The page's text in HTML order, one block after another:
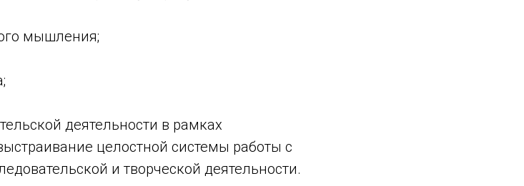
мышления;
деятельности в рамках
целостной системы работы с
и творческой деятельности.